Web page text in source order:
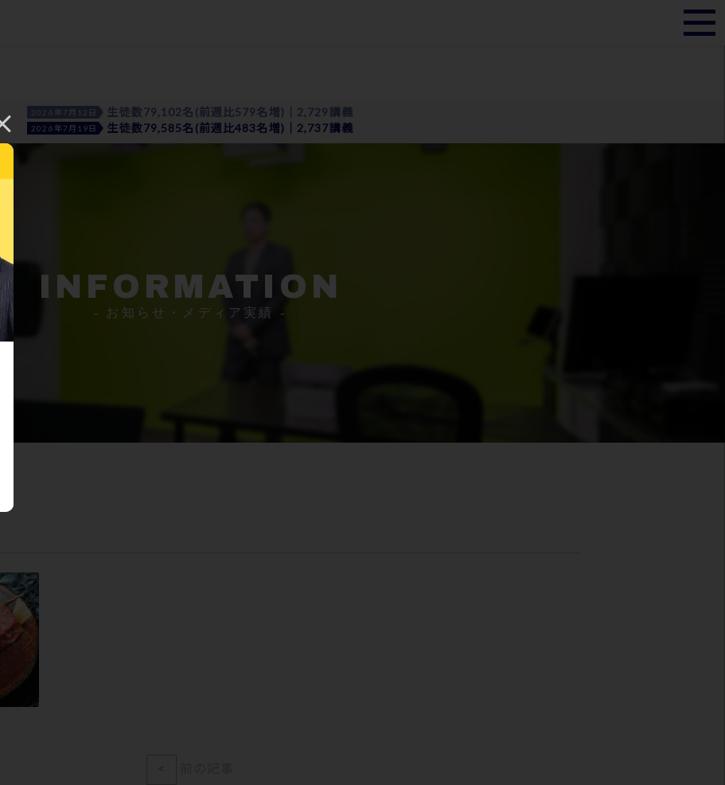
2026年7月12日 生徒数79,102名(前週比579名増)｜2,729講義
2026年7月19日 生徒数79,585名(前週比483名増)｜2,737講義
INFORMATION
- お知らせ・メディア実績 -